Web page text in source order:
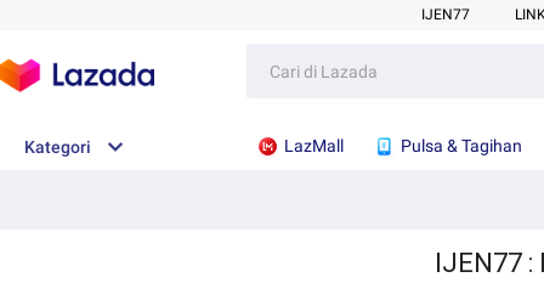
IJEN77
Kategori LazMall Pulsa & Tagihan
IJEN77